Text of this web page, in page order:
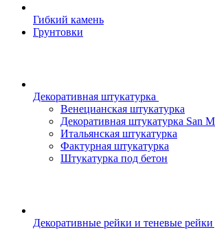
Гибкий камень
Грунтовки
Декоративная штукатурка
Венецианская штукатурка
Декоративная штукатурка San
Итальянская штукатурка
Фактурная штукатурка
Штукатурка под бетон
Декоративные рейки и теневые рейки